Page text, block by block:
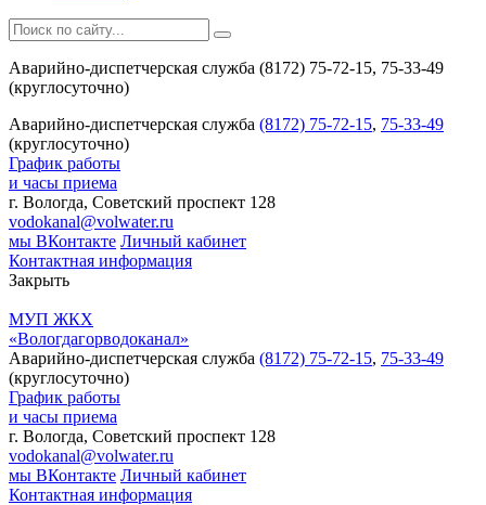
Аварийно-диспетчерская служба (8172) 75-72-15, 75-33-49
(круглосуточно)
Аварийно-диспетчерская служба (8172) 75-72-15, 75-33-49
(круглосуточно)
График работы
и часы приема
г. Вологда, Советский проспект 128
vodokanal@volwater.ru
мы ВКонтакте Личный кабинет
Контактная информация
Закрыть
МУП ЖКХ
«Вологдагорводоканал»
Аварийно-диспетчерская служба (8172) 75-72-15, 75-33-49
(круглосуточно)
График работы
и часы приема
г. Вологда, Советский проспект 128
vodokanal@volwater.ru
мы ВКонтакте Личный кабинет
Контактная информация